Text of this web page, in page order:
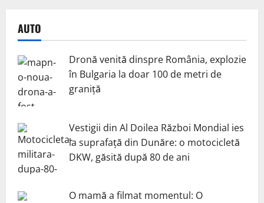
AUTO
Dronă venită dinspre România, explozie
în Bulgaria la doar 100 de metri de
graniță
Vestigii din Al Doilea Război Mondial ies
la suprafață din Dunăre: o motocicletă
DKW, găsită după 80 de ani
O mamă a filmat momentul: O